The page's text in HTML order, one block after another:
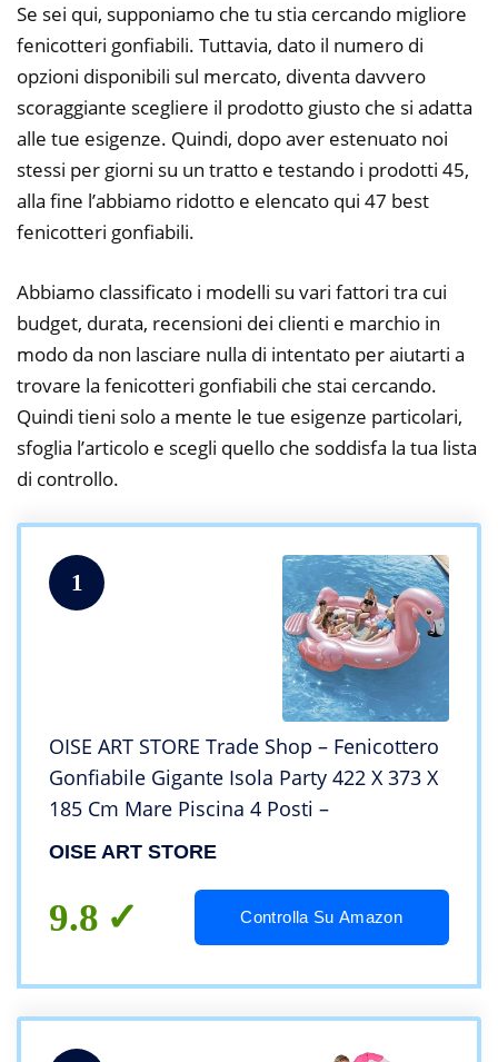
Se sei qui, supponiamo che tu stia cercando migliore
fenicotteri gonfiabili. Tuttavia, dato il numero di
opzioni disponibili sul mercato, diventa davvero
scoraggiante scegliere il prodotto giusto che si adatta
alle tue esigenze. Quindi, dopo aver estenuato noi
stessi per giorni su un tratto e testando i prodotti 45,
alla fine l’abbiamo ridotto e elencato qui 47 best
fenicotteri gonfiabili.
Abbiamo classificato i modelli su vari fattori tra cui
budget, durata, recensioni dei clienti e marchio in
modo da non lasciare nulla di intentato per aiutarti a
trovare la fenicotteri gonfiabili che stai cercando.
Quindi tieni solo a mente le tue esigenze particolari,
sfoglia l’articolo e scegli quello che soddisfa la tua lista
di controllo.
1
OISE ART STORE Trade Shop – Fenicottero
Gonfiabile Gigante Isola Party 422 X 373 X
185 Cm Mare Piscina 4 Posti –
OISE ART STORE
9.8 Controlla Su Amazon